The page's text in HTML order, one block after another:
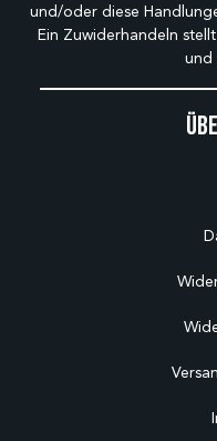
und/oder diese
Ein Zuwiderhandeln
und